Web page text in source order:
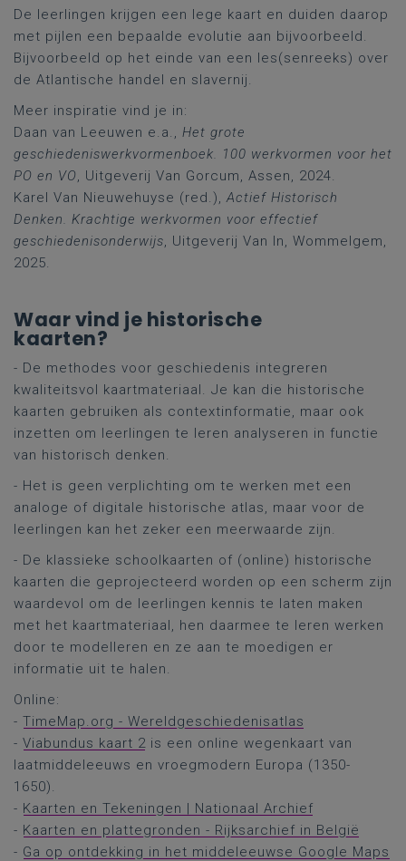
De leerlingen krijgen een lege kaart en duiden daarop
met pijlen een bepaalde evolutie aan bijvoorbeeld.
Bijvoorbeeld op het einde van een les(senreeks) over
de Atlantische handel en slavernij.
Meer inspiratie vind je in:
Daan van Leeuwen e.a., Het grote
geschiedeniswerkvormenboek. 100 werkvormen voor het
PO en VO, Uitgeverij Van Gorcum, Assen, 2024.
Karel Van Nieuwehuyse (red.),Actief Historisch
Denken. Krachtige werkvormen voor effectief
geschiedenisonderwijs, Uitgeverij Van In, Wommelgem,
2025.
Waar vind je historische
kaarten?
- De methodes voor geschiedenis integreren
kwaliteitsvol kaartmateriaal. Je kan die historische
kaarten gebruiken als contextinformatie, maar ook
inzetten om leerlingen te leren analyseren in functie
van historisch denken.
- Het is geen verplichting om te werken met een
analoge of digitale historische atlas, maar voor de
leerlingen kan het zeker een meerwaarde zijn.
- De klassieke schoolkaarten of (online) historische
kaarten die geprojecteerd worden op een scherm zijn
waardevol om de leerlingen kennis te laten maken
met het kaartmateriaal, hen daarmee te leren werken
door te modelleren en ze aan te moedigen er
informatie uit te halen.
Online:
- TimeMap.org - Wereldgeschiedenisatlas
- Viabundus kaart 2 is een online wegenkaart van
laatmiddeleeuws en vroegmodern Europa (1350-
1650).
- Kaarten en Tekeningen | Nationaal Archief
- Kaarten en plattegronden - Rijksarchief in België
- Ga op ontdekking in het middeleeuwse Google Maps